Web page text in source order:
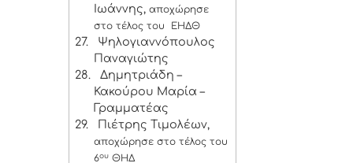
Ιωάννης, αποχώρησε
στο τέλος του ΕΗΔΘ
27.
Ψηλογιαννόπουλος
Παναγιώτης
28.
Δημητριάδη –
Κακούρου Μαρία –
Γραμματέας
29.
Πιέτρης Τιμολέων,
αποχώρησε στο τέλος του
6ουΘΗΔ